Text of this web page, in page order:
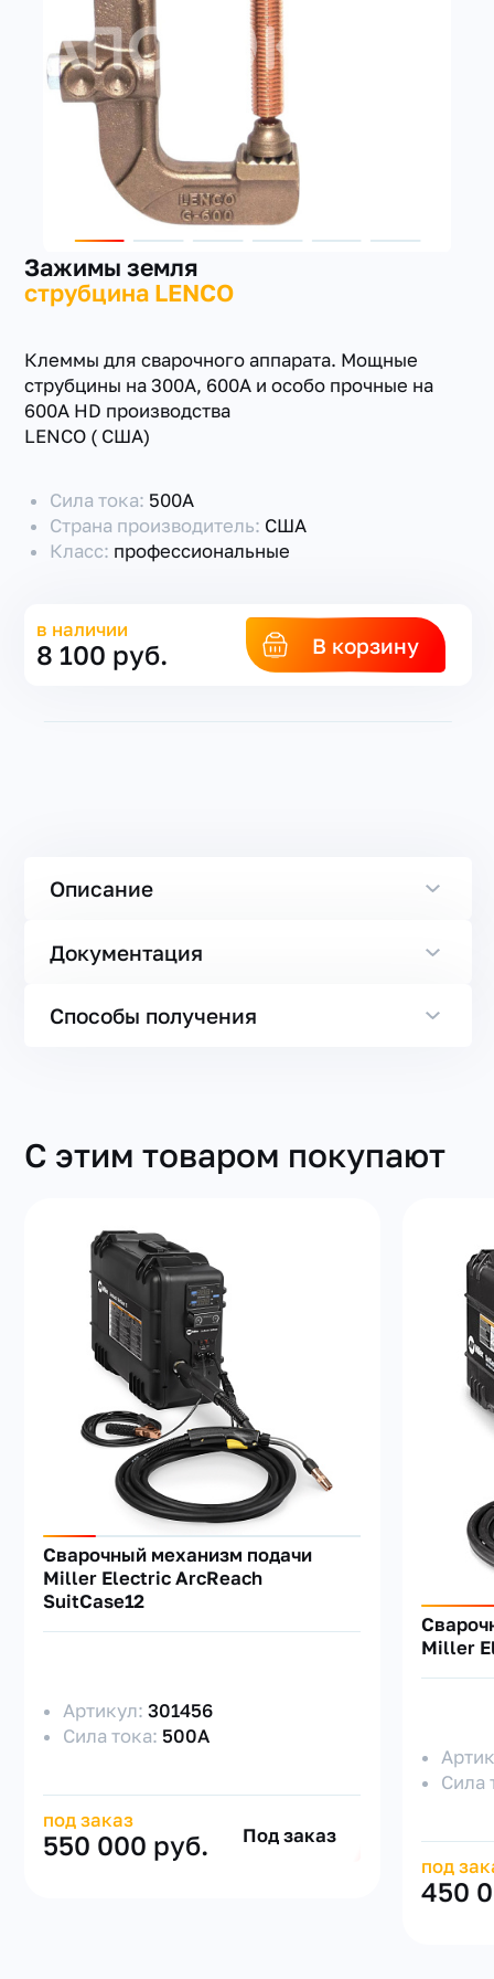
+7(351) 223-98-74
заказать звонок
Зажимы земля
струбцина LENCO
Клеммы для сварочного аппарата. Мощные
струбцины на 300А, 600А и особо прочные на
600А HD производства
LENCO ( США)
Сила тока: 500А
Страна производитель: США
Класс: профессиональные
в наличии
8 100 руб. В корзину
Описание
Документация
Способы получения
С этим товаром покупают
Сварочный механизм подачи
Miller Electric ArcReach
SuitCase12
Артикул:301456
Сила тока: 500А
под заказ
550 000 руб. Под заказ
Miller
Сила
под
450